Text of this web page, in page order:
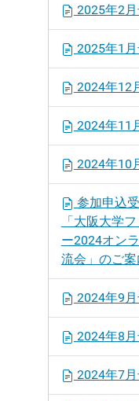
2025年2
2025年1
2024年12
2024年11
2024年10
参加申込
「大阪大学
ー2024オン
流会」のご案
2024年9
2024年8
2024年7